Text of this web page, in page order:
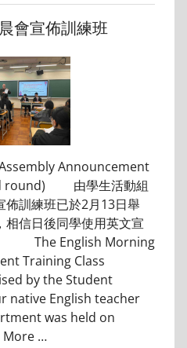
會宣佈訓練班
Announcement
round) 由學生活動組
訓練班已於2月13日舉
信日後同學使用英文宣
。 The English Morning
Training Class
by the Student
native English teacher
was held on
More …